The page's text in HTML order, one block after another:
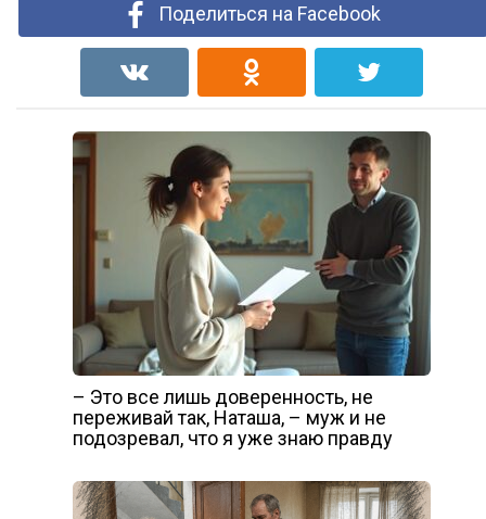
Поделиться на Facebook
– Это все лишь доверенность, не
переживай так, Наташа, – муж и не
подозревал, что я уже знаю правду